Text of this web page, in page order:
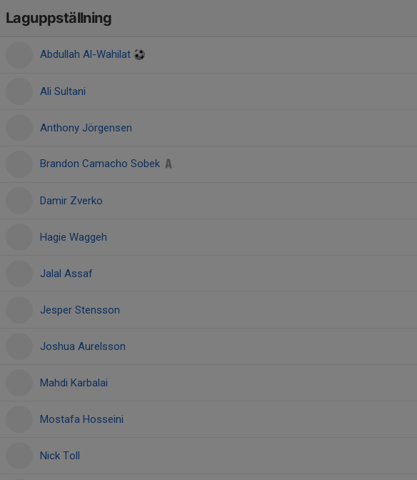
Laguppställning
Abdullah Al-Wahilat
Ali Sultani
Anthony Jörgensen
Brandon Camacho Sobek
Damir Zverko
Hagie Waggeh
Jalal Assaf
Jesper Stensson
Joshua Aurelsson
Mahdi Karbalai
Mostafa Hosseini
Nick Toll